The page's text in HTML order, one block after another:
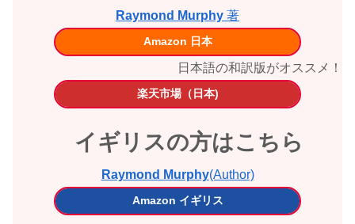
Raymond Murphy 著
Amazon 日本
日本語の和訳版がオススメ！
楽天市場（日本)
イギリスの方はこちら
Raymond Murphy(Author)
Amazon イギリス